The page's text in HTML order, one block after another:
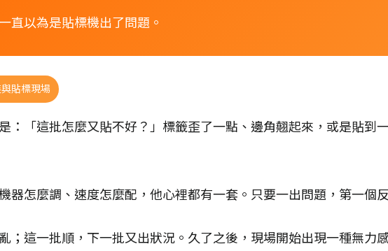
直以為是貼標機出了問題。
貼標現場
：「這批怎麼又貼不好？」標籤歪了一點、邊角翹起來，或是貼到
器怎麼調、速度怎麼配，他心裡都有一套。只要一出問題，第一個
；這一批順，下一批又出狀況。久了之後，現場開始出現一種無力